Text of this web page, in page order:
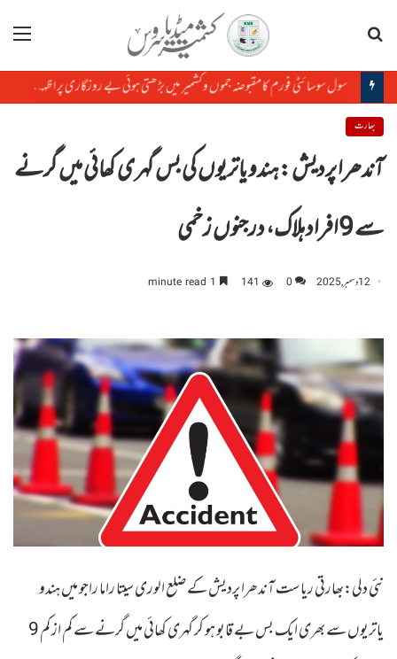
مینو
سول سوسائٹی فورم کا مقبوضہ جموں وکشمیر میں بڑھتی ہوئی بے روزگاری پر اظہارتشویش
بھارت
آندھرا پردیش :ہندو یاتریوں کی بس گہری کھائی میں گرنے
سے 9افراد ہلاک، درجنوں زخمی
12 دسمبر, 2025 0
141
نئی دلی:بھارتی ریاست آندھرا پردیش کے ضلع الوری سیتا راما راجو میں ہندو
یاتریوں سے بھری ایک بس بے قابو ہو کر گہری کھائی میں گرنے سے کم از کم 9